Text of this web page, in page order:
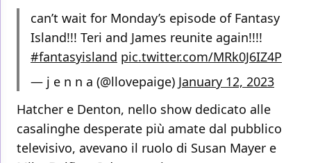
can’t wait for Monday’s episode of Fantasy
Island!!! Teri and James reunite again!!!!
#fantasyisland pic.twitter.com/MRk0J6IZ4P
— j e n n a (@llovepaige) January 12, 2023
Hatcher e Denton, nello show dedicato alle
casalinghe desperate più amate dal pubblico
televisivo, avevano il ruolo di Susan Mayer e